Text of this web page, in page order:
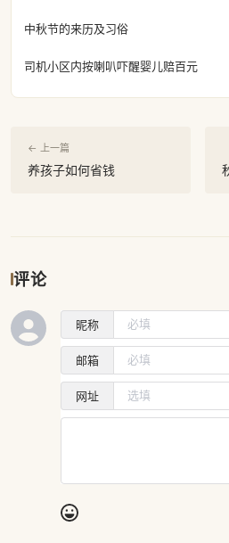
中秋节的来历及习俗
司机小区内按喇叭吓醒婴儿赔百元
← 上一篇
养孩子如何省钱
评论
昵称
邮箱
网址